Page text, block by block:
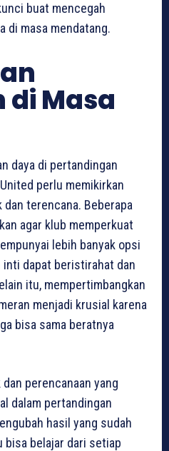
buat mencegah
di masa mendatang.
di Masa
daya di pertandingan
perlu memikirkan
terencana. Beberapa
agar klub memperkuat
lebih banyak opsi
dapat beristirahat dan
itu, mempertimbangkan
menjadi krusial karena
bisa sama beratnya
perencanaan yang
dalam pertandingan
hasil yang sudah
bisa belajar dari setiap